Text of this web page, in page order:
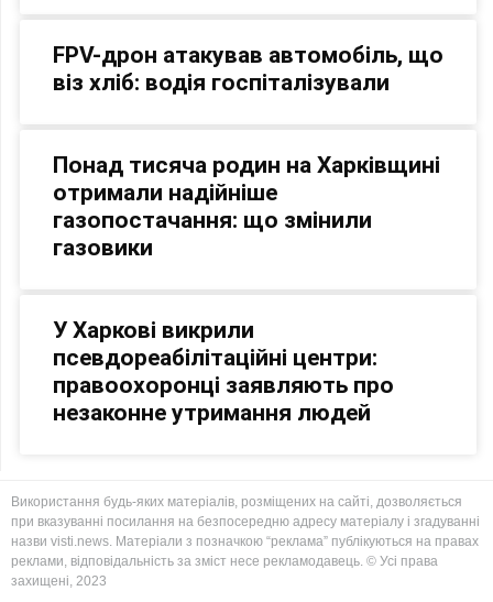
FPV-дрон атакував автомобіль, що
віз хліб: водія госпіталізували
Понад тисяча родин на Харківщині
отримали надійніше
газопостачання: що змінили
газовики
У Харкові викрили
псевдореабілітаційні центри:
правоохоронці заявляють про
незаконне утримання людей
Використання будь-яких матеріалів, розміщених на сайті, дозволяється
при вказуванні посилання на безпосередню адресу матеріалу і згадуванні
назви visti.news. Матеріали з позначкою “реклама” публікуються на правах
реклами, відповідальність за зміст несе рекламодавець. © Усі права
захищені, 2023